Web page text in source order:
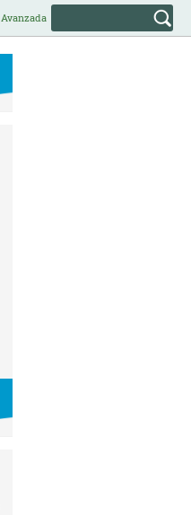
Avanzada